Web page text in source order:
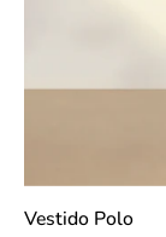
Vestido Polo